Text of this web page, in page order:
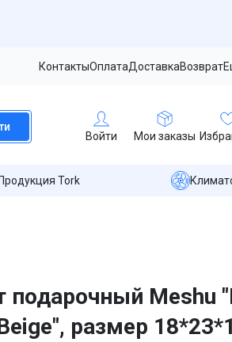
КонтактыОплатаДоставкаВозврат
Войти Мои заказы
Tork
подарочный Meshu
размер